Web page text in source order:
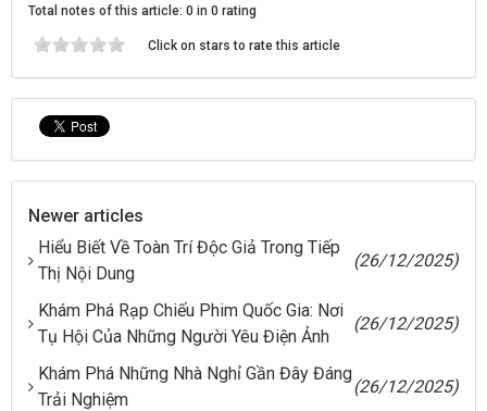
Total notes of this article: 0 in 0 rating
Click on stars to rate this article
Newer articles
Hiểu Biết Về Toàn Trí Độc Giả Trong Tiếp
Thị Nội Dung
(26/12/2025)
Khám Phá Rạp Chiếu Phim Quốc Gia: Nơi
Tụ Hội Của Những Người Yêu Điện Ảnh
(26/12/2025)
Khám Phá Những Nhà Nghỉ Gần Đây Đáng
Trải Nghiệm
(26/12/2025)